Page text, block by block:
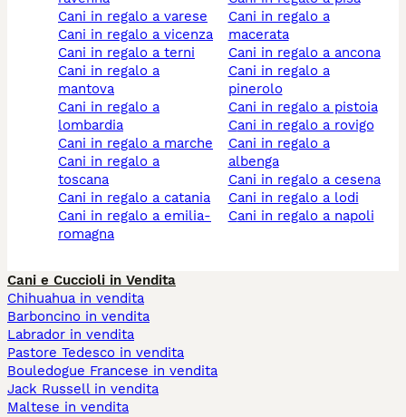
cani in regalo a varese
cani in regalo a vicenza
cani in regalo a terni
cani in regalo a
mantova
cani in regalo a
lombardia
cani in regalo a marche
cani in regalo a
toscana
cani in regalo a catania
cani in regalo a emilia-
romagna
cani in regalo a
macerata
cani in regalo a ancona
cani in regalo a
pinerolo
cani in regalo a pistoia
cani in regalo a rovigo
cani in regalo a
albenga
cani in regalo a cesena
cani in regalo a lodi
cani in regalo a napoli
Cani e Cuccioli in Vendita
Chihuahua in vendita
Barboncino in vendita
Labrador in vendita
Pastore Tedesco in vendita
Bouledogue Francese in vendita
Jack Russell in vendita
Maltese in vendita